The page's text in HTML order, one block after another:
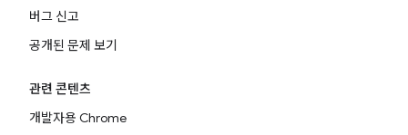
버그 신고
공개된 문제 보기
관련 콘텐츠
개발자용 Chrome